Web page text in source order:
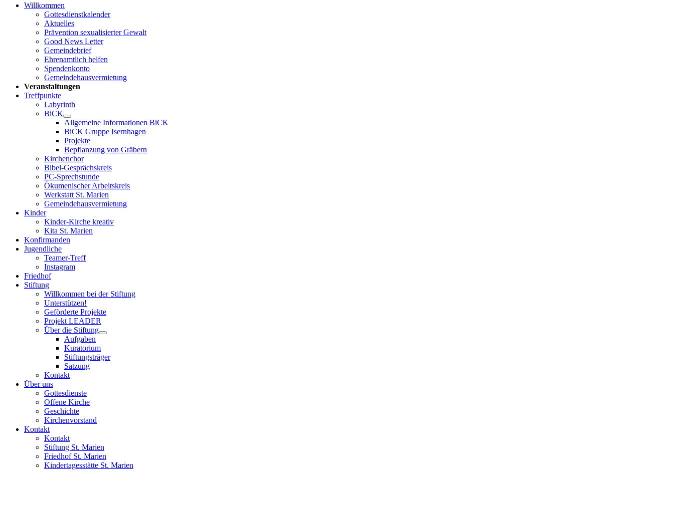
Willkommen
Gottesdienstkalender
Aktuelles
Prävention sexualisierter Gewalt
Good News Letter
Gemeindebrief
Ehrenamtlich helfen
Spendenkonto
Gemeindehausvermietung
Veranstaltungen
Treffpunkte
Labyrinth
BiCK
Allgemeine Informationen BiCK
BiCK Gruppe Isernhagen
Projekte
Bepflanzung von Gräbern
Kirchenchor
Bibel-Gesprächskreis
PC-Sprechstunde
Ökumenischer Arbeitskreis
Werkstatt St. Marien
Gemeindehausvermietung
Kinder
Kinder-Kirche kreativ
Kita St. Marien
Konfirmanden
Jugendliche
Teamer-Treff
Instagram
Friedhof
Stiftung
Willkommen bei der Stiftung
Unterstützen!
Geförderte Projekte
Projekt LEADER
Über die Stiftung
Aufgaben
Kuratorium
Stiftungsträger
Satzung
Kontakt
Über uns
Gottesdienste
Offene Kirche
Geschichte
Kirchenvorstand
Kontakt
Kontakt
Stiftung St. Marien
Friedhof St. Marien
Kindertagesstätte St. Marien